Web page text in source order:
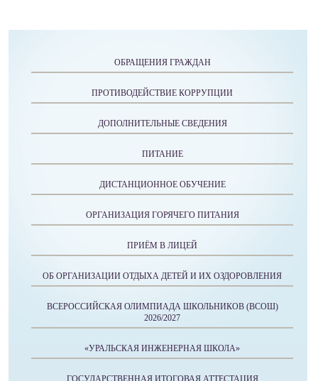
ОБРАЩЕНИЯ ГРАЖДАН
ПРОТИВОДЕЙСТВИЕ КОРРУПЦИИ
ДОПОЛНИТЕЛЬНЫЕ СВЕДЕНИЯ
ПИТАНИЕ
ДИСТАНЦИОННОЕ ОБУЧЕНИЕ
ОРГАНИЗАЦИЯ ГОРЯЧЕГО ПИТАНИЯ
ПРИЁМ В ЛИЦЕЙ
ОБ ОРГАНИЗАЦИИ ОТДЫХА ДЕТЕЙ И ИХ ОЗДОРОВЛЕНИЯ
ВСЕРОССИЙСКАЯ ОЛИМПИАДА ШКОЛЬНИКОВ (ВСОШ)
2026/2027
«УРАЛЬСКАЯ ИНЖЕНЕРНАЯ ШКОЛА»
ГОСУДАРСТВЕННАЯ ИТОГОВАЯ АТТЕСТАЦИЯ